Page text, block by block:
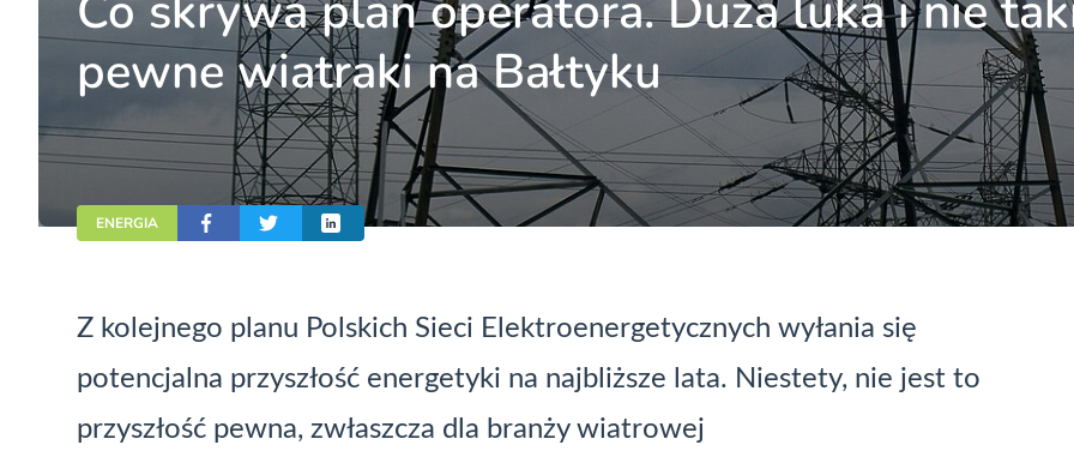
pewne wiatraki na Bałtyku
ENERGIA
Z kolejnego planu Polskich Sieci Elektroenergetycznych wyłania się
potencjalna przyszłość energetyki na najbliższe lata. Niestety, nie jest to
przyszłość pewna, zwłaszcza dla branży wiatrowej